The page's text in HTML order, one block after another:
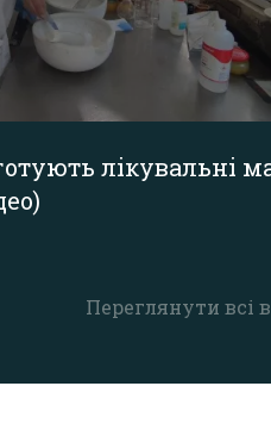
Переглянути всі
лікувальні